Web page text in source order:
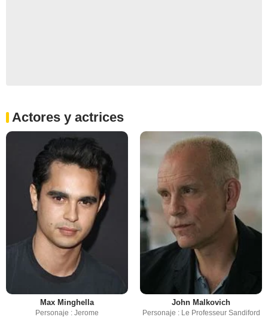
Actores y actrices
Max Minghella
Personaje : Jerome
John Malkovich
Personaje : Le Professeur Sandiford